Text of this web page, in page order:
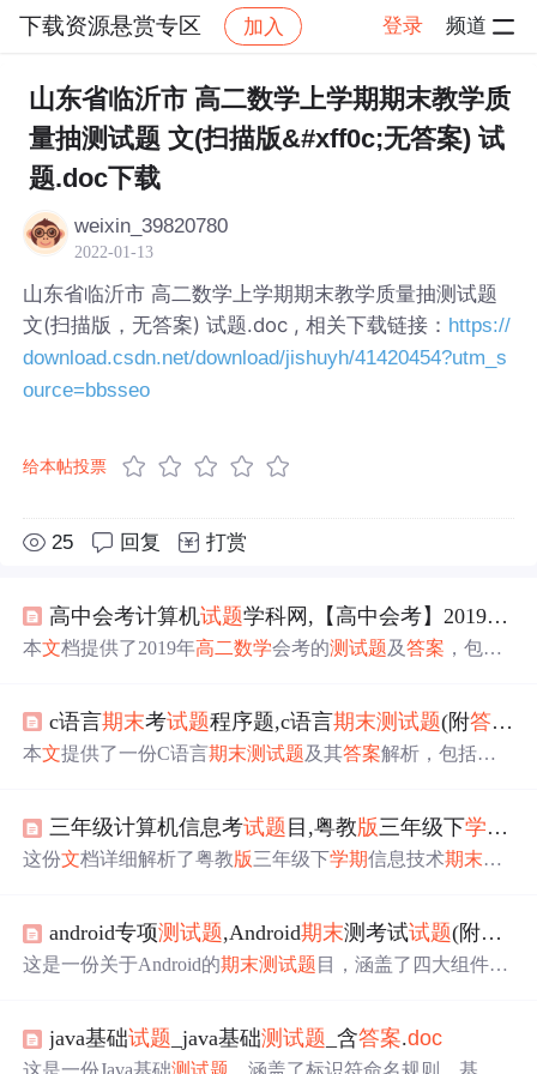
下载资源悬赏专区 加入 登录 频道
社区 下载资源悬赏专区 帖子详情
山东省临沂市 高二数学上学期期末教学质
量抽测试题 文(扫描版&#xff0c;无答案) 试
题.doc下载
weixin_39820780
2022-01-13
山东省临沂市 高二数学上学期期末教学质量抽测试题
文(扫描版，无答案) 试题.doc , 相关下载链接： https://
download.csdn.net/download/jishuyh/41420454?utm_s
ource=bbsseo
给本帖投票
25 回复 打赏
高中会考计算机试题学科网,【高中会考】2019年
本文档提供了2019年高二数学会考的测试题及答案 ，包括
基础和应用能力。解答部分详细解释了每道题目的解题思
路和步骤，帮助学生理解和巩固所学内容。
c语言期末考试题程序题,c语言期末测试题(附答案
本文提供了一份C语言期末测试题及其答案解析，包括选
三年级计算机信息考试题 目,粤教版三年级下学期
这份文档详细解析了粤教版三年级下学期信息技术期末试
备考。
android专项测试题,Android期末测考试试题(附带
这是一份关于Android的期末测试题 目，涵盖了四大组件、
包括选择题的选项和正确答案。
java基础试题 _java基础测试题 _含答案.doc